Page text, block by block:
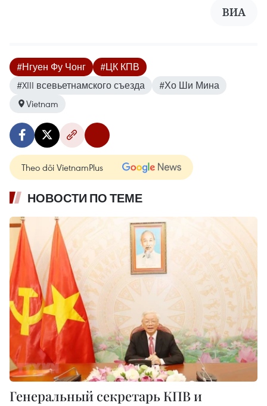
ВИА
#Нгуен Фу Чонг
#ЦК КПВ
#XIII всевьетнамского съезда
#Хо Ши Мина
Vietnam
Theo dõi VietnamPlus
НОВОСТИ ПО ТЕМЕ
Генеральный секретарь КПВ и